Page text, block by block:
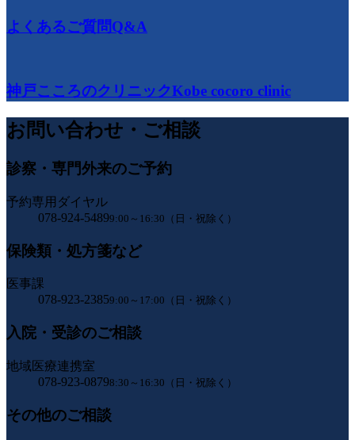
よくあるご質問Q&A
神戸こころのクリニックKobe cocoro clinic
お問い合わせ・ご相談
診察・専門外来のご予約
予約専用ダイヤル
078-924-54899:00～16:30（日・祝除く）
保険類・処方箋など
医事課
078-923-23859:00～17:00（日・祝除く）
入院・受診のご相談
地域医療連携室
078-923-08798:30～16:30（日・祝除く）
その他のご相談